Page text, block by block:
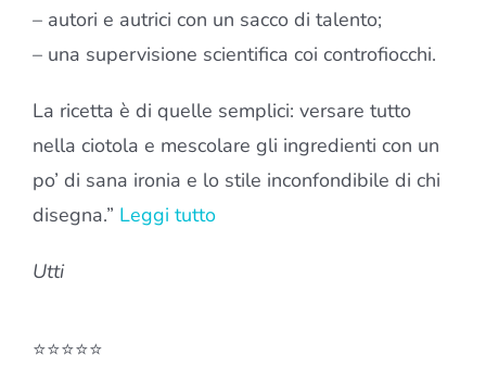
– autori e autrici con un sacco di talento;
– una supervisione scientifica coi controfiocchi.
La ricetta è di quelle semplici: versare tutto
nella ciotola e mescolare gli ingredienti con un
po’ di sana ironia e lo stile inconfondibile di chi
disegna.” Leggi tutto
Utti
⭐⭐⭐⭐⭐